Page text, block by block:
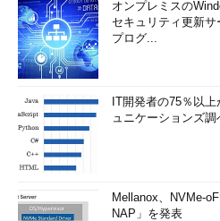
オンプレミスの
セキュリティ更新
プログ...
IT開発者の75％以上
ュニケーションズ調
Mellanox、NVMe-
NAP」を発表